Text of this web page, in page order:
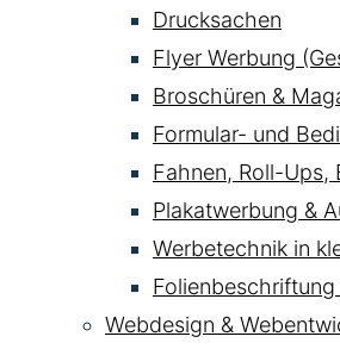
Drucksachen
Flyer Werbung
Broschüren &
Formular- und
Fahnen, Roll-Ups,
Plakatwerbung &
Werbetechnik in
Webdesign &